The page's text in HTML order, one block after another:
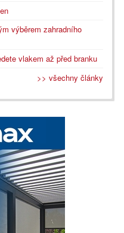
výběrem zahradního
vlakem až před branku
>> všechny články